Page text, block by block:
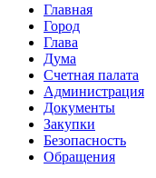
Главная
Город
Глава
Дума
Счетная палата
Администрация
Документы
Закупки
Безопасность
Обращения